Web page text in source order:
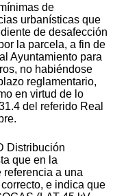
de
urbanísticas que
de desafección
la parcela, a fin de
Ayuntamiento para
no habiéndose
reglamentario,
en virtud de lo
del referido Real
Distribución
que en la
a una
e indica que